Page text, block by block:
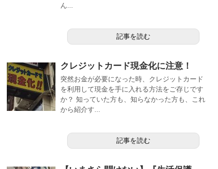
ん...
記事を読む
クレジットカード現金化に注意！
突然お金が必要になった時、クレジットカード
を利用して現金を手に入れる方法をご存じです
か？ 知っていた方も、知らなかった方も、これ
から紹介す...
記事を読む